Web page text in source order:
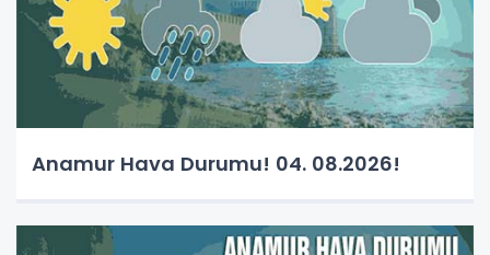
Anamur Hava Durumu! 04. 08.2026!